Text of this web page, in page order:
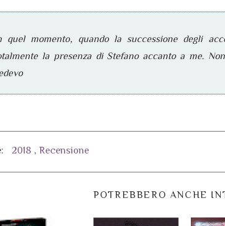
quel momento, quando la successione degli
la presenza di Stefano accanto a me.
2018 , Recensione
POTREBBERO ANCHE